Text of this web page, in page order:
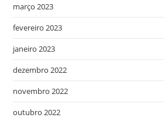
março 2023
fevereiro 2023
janeiro 2023
dezembro 2022
novembro 2022
outubro 2022